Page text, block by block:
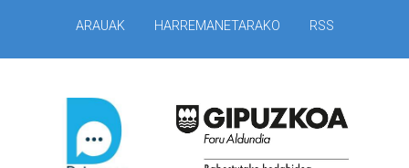
ARAUAK HARREMANETARAKO RSS